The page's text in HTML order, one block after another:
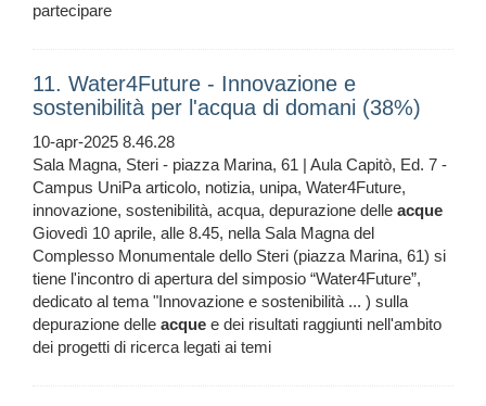
partecipare
11. Water4Future - Innovazione e
sostenibilità per l'acqua di domani (38%)
10-apr-2025 8.46.28
Sala Magna, Steri - piazza Marina, 61 | Aula Capitò, Ed. 7 -
Campus UniPa articolo, notizia, unipa, Water4Future,
innovazione, sostenibilità, acqua, depurazione delle acque
Giovedì 10 aprile, alle 8.45, nella Sala Magna del
Complesso Monumentale dello Steri (piazza Marina, 61) si
tiene l'incontro di apertura del simposio “Water4Future”,
dedicato al tema "Innovazione e sostenibilità ... ) sulla
depurazione delle acque e dei risultati raggiunti nell'ambito
dei progetti di ricerca legati ai temi